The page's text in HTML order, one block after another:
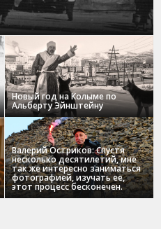
Новый год на Колыме по
Альберту Эйнштейну
Валерий Остриков: Спустя
несколько десятилетий, мне
так же интересно заниматься
фотографией, изучать ее,
этот процесс бесконечен.